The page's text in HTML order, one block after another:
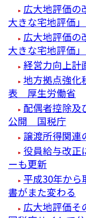
広大地評価
大きな宅地評価
広大地評価
大きな宅地評価
経営力向上
地方拠点強化
表 厚生労働省
配偶者控除及
公開 国税庁
譲渡所得関
役員給与改正
ーも更新
平成30年か
書がまた変わる
広大地評価